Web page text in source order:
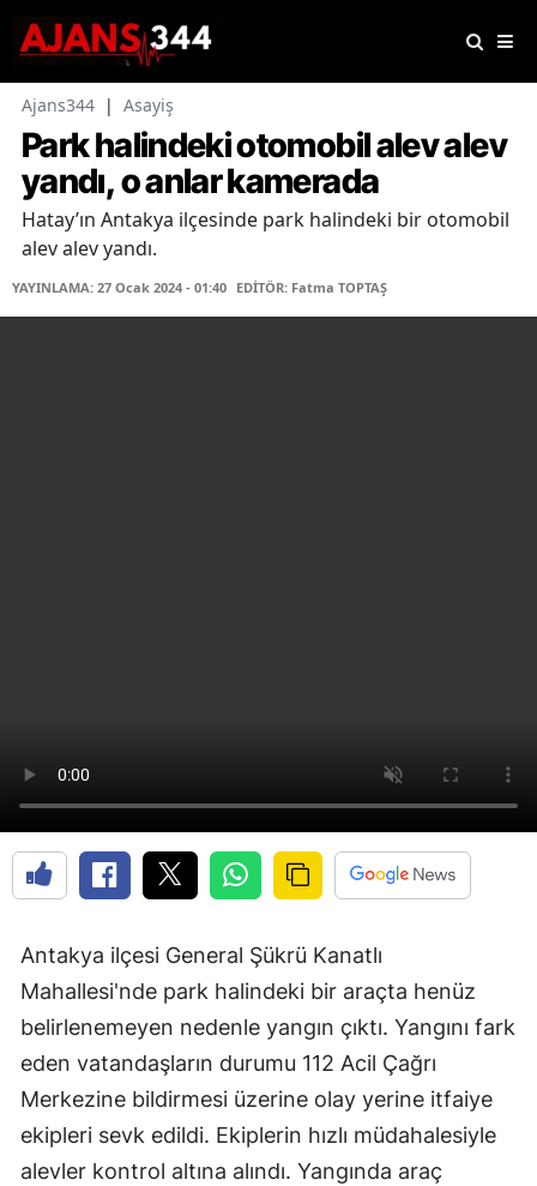
Ajans344 | Asayiş
Park halindeki otomobil alev alev
yandı, o anlar kamerada
Hatay’ın Antakya ilçesinde park halindeki bir otomobil
alev alev yandı.
YAYINLAMA: 27 Ocak 2024 - 01:40 EDİTÖR: Fatma TOPTAŞ
Antakya ilçesi General Şükrü Kanatlı
Mahallesi'nde park halindeki bir araçta henüz
belirlenemeyen nedenle yangın çıktı. Yangını fark
eden vatandaşların durumu 112 Acil Çağrı
Merkezine bildirmesi üzerine olay yerine itfaiye
ekipleri sevk edildi. Ekiplerin hızlı müdahalesiyle
alevler kontrol altına alındı. Yangında araç